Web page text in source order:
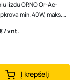
lizdu ORNO Or-Ae-
min. 40W, maks.
sp.
/ vnt.
Į krepšelį